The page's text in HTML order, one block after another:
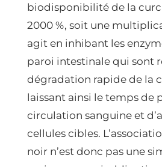
biodisponibilité de la
2000 %, soit une
agit en inhibant les
paroi intestinale qui sont
dégradation rapide de la
laissant ainsi le temps de
circulation sanguine et
cellules cibles.
noir n’est donc pas une